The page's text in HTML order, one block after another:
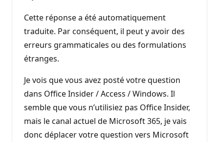
Cette réponse a été automatiquement
traduite. Par conséquent, il peut y avoir des
erreurs grammaticales ou des formulations
étranges.
Je vois que vous avez posté votre question
dans Office Insider / Access / Windows. Il
semble que vous n’utilisiez pas Office Insider,
mais le canal actuel de Microsoft 365, je vais
donc déplacer votre question vers Microsoft